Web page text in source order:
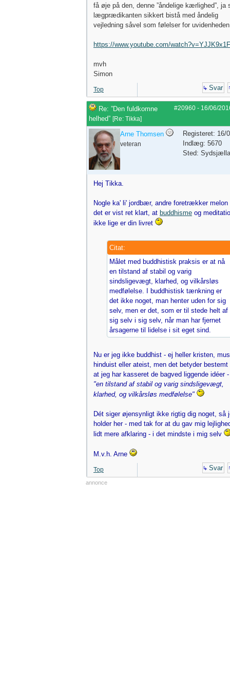
få øje på den, denne ”åndelige kærlighed”, ja
lægprædikanten sikkert bistå med åndelig
vejledning såvel som følelser for
https://www.youtube.com/
mvh
Simon
Top Svar
#20960 - 16/06/
Re: ”Den fuldkomne
helhed” [Re: Tikka]
Arne Thomsen
veteran
Registeret: 16/
Indlæg: 5670
Sted:
Hej Tikka.
Nogle ka' li' jordbær, andre foretrækker melon
det er vist ret klart, at buddhisme og
ikke lige er din livret
Citat:
Målet med buddhistisk praksis er at nå
en tilstand af stabil og varig
sindsligevægt, klarhed, og vilkårsløs
medfølelse. I buddhistisk tænkning er
det ikke noget, man henter uden for sig
selv, men er det, som er til stede helt af
sig selv i sig selv, når man har fjernet
årsagerne til lidelse i sit eget sind.
Nu er jeg ikke buddhist - ej heller kristen,
hinduist eller ateist, men det betyder
at jeg har kasseret de bagved liggende idéer
"en tilstand af stabil og varig sindsligevægt,
klarhed, og vilkårsløs medfølelse"
Dét siger øjensynligt ikke rigtig dig noget, så
holder her - med tak for at du gav mig
lidt mere afklaring - i det mindste i mig selv
M.v.h. Arne
Top Svar
annonce